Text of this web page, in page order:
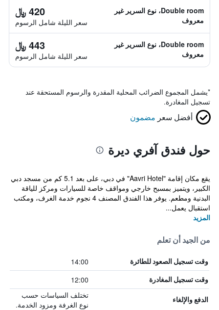
Double room، نوع السرير غير
معروف
420 ﷼
سعر الليلة شامل الرسوم
Double room، نوع السرير غير
معروف
443 ﷼
سعر الليلة شامل الرسوم
*يشمل المجموع الضرائب المحلية المقدرة والرسوم المستحقة عند
تسجيل المغادرة.
أفضل سعر مضمون
حول فندق آفري ديرة
يقع مكان إقامة "Aavri Hotel" في دبي، على بعد 5.1 كم من مسجد دبي
الكبير، ويتميز بمسبح خارجي ومواقف خاصة للسيارات ومركز للياقة
البدنية ومطعم. يوفر هذا الفندق المصنف 4 نجوم خدمة الغرف، ومكتب
استقبال يعمل...
المزيد
من الجيد أن تعلم
وقت تسجيل الصعود للطائرة 14:00
وقت تسجيل المغادرة 12:00
الدفع والإلغاء
تختلف السياسات حسب
نوع الغرفة ومزود الخدمة.